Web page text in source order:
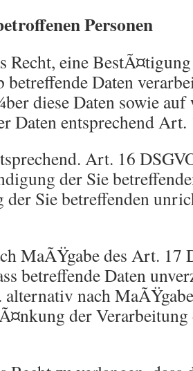
Personen
Recht, eine
betreffende Daten
diese Daten sowie
Daten entsprechend Art.
Art. 16
der Sie
Sie betreffenden
MaÃŸgabe des Art. 17
betreffende Daten
alternativ nach
der Verarbeitung